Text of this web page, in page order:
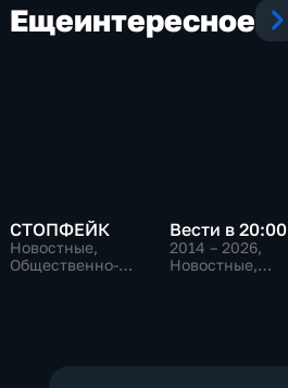
Ещеинтересное
СТОПФЕЙК
Новостные,
Общественно-
Вести в 20:00
2014 – 2026,
Новостные,